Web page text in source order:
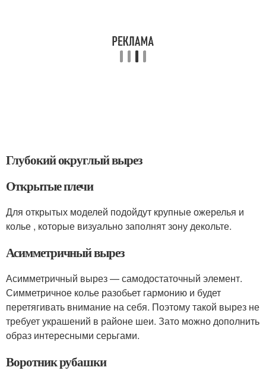
Глубокий округлый вырез
Открытые плечи
Для открытых моделей подойдут крупные ожерелья и
колье , которые визуально заполнят зону декольте.
Асимметричный вырез
Асимметричный вырез — самодостаточный элемент.
Симметричное колье разобьет гармонию и будет
перетягивать внимание на себя. Поэтому такой вырез не
требует украшений в районе шеи. Зато можно дополнить
образ интересными серьгами.
Воротник рубашки